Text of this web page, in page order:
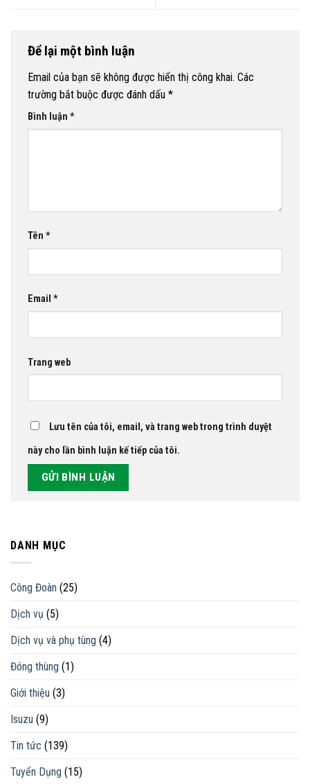
Để lại một bình luận
Email của bạn sẽ không được hiển thị công khai. Các
trường bắt buộc được đánh dấu *
Bình luận *
Tên *
Email *
Trang web
Lưu tên của tôi, email, và trang web trong trình duyệt
này cho lần bình luận kế tiếp của tôi.
DANH MỤC
Công Đoàn (25)
Dịch vụ (5)
Dịch vụ và phụ tùng (4)
Đóng thùng (1)
Giới thiệu (3)
Isuzu (9)
Tin tức (139)
Tuyển Dụng (15)